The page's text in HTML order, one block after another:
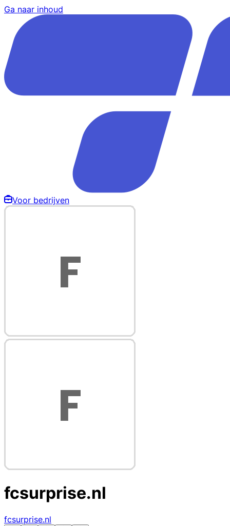
Ga naar inhoud
Voor bedrijven
fcsurprise.nl
fcsurprise.nl